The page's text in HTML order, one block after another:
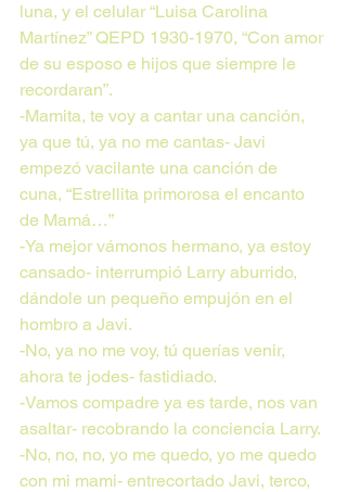
luna, y el celular “Luisa Carolina
Martínez” QEPD 1930-1970, “Con amor
de su esposo e hijos que siempre le
recordaran”.
-Mamita, te voy a cantar una canción,
ya que tú, ya no me cantas- Javi
empezó vacilante una canción de
cuna, “Estrellita primorosa el encanto
de Mamá…”
-Ya mejor vámonos hermano, ya estoy
cansado- interrumpió Larry aburrido,
dándole un pequeño empujón en el
hombro a Javi.
-No, ya no me voy, tú querías venir,
ahora te jodes- fastidiado.
-Vamos compadre ya es tarde, nos van
asaltar- recobrando la conciencia Larry.
-No, no, no, yo me quedo, yo me quedo
con mi mami- entrecortado Javi, terco,